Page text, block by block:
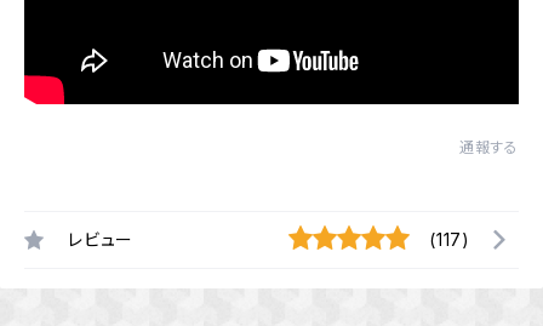
通報する
レビュー (117)